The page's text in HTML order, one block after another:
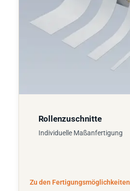
Rollenzuschnitte
Individuelle Maßanfertigung
Zu den Fertigungsmöglichkeiten